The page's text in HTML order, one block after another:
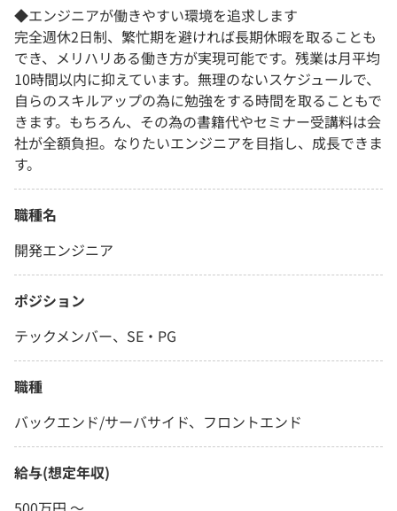
◆エンジニアが働きやすい環境を追求します
完全週休2日制、繁忙期を避ければ長期休暇を取ることも
でき、メリハリある働き方が実現可能です。残業は月平均
10時間以内に抑えています。無理のないスケジュールで、
自らのスキルアップの為に勉強をする時間を取ることもで
きます。もちろん、その為の書籍代やセミナー受講料は会
社が全額負担。なりたいエンジニアを目指し、成長できま
す。
職種名
開発エンジニア
ポジション
テックメンバー、SE・PG
職種
バックエンド/サーバサイド、フロントエンド
給与(想定年収)